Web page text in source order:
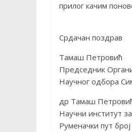
прилог качим
Срдачан поздрав
Тамаш Петровић
Председник
Научног одбора
др Тамаш
Научни институт
Руменачки пут